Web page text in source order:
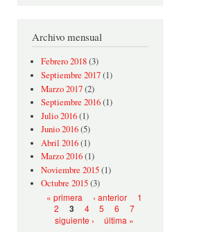
Archivo mensual
Febrero 2018(3)
Septiembre 2017(1)
Marzo 2017(2)
Septiembre 2016(1)
Julio 2016(1)
Junio 2016(5)
Abril 2016(1)
Marzo 2016(1)
Noviembre 2015(1)
Octubre 2015(3)
Páginas
« primera ‹ anterior
1
2
3 4 5 6
7
siguiente ›
última »